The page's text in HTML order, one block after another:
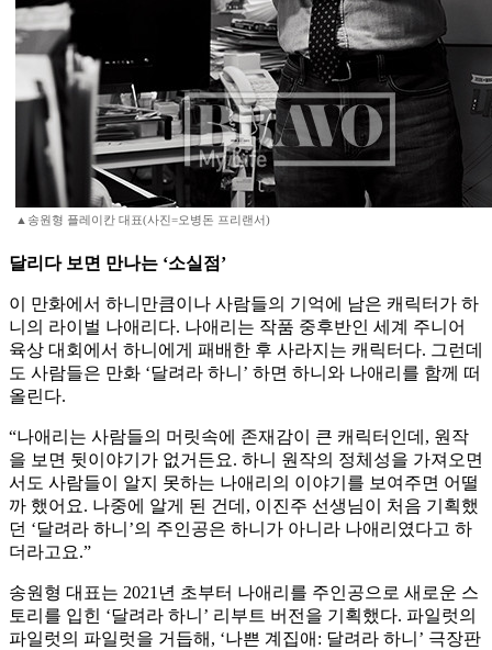
▲송원형 플레이칸 대표(사진=오병돈 프리랜서)
달리다 보면 만나는 ‘소실점’
이 만화에서 하니만큼이나 사람들의 기억에 남은 캐릭터가 하
니의 라이벌 나애리다. 나애리는 작품 중후반인 세계 주니어
육상 대회에서 하니에게 패배한 후 사라지는 캐릭터다. 그런데
도 사람들은 만화 ‘달려라 하니’ 하면 하니와 나애리를 함께 떠
올린다.
“나애리는 사람들의 머릿속에 존재감이 큰 캐릭터인데, 원작
을 보면 뒷이야기가 없거든요. 하니 원작의 정체성을 가져오면
서도 사람들이 알지 못하는 나애리의 이야기를 보여주면 어떨
까 했어요. 나중에 알게 된 건데, 이진주 선생님이 처음 기획했
던 ‘달려라 하니’의 주인공은 하니가 아니라 나애리였다고 하
더라고요.”
송원형 대표는 2021년 초부터 나애리를 주인공으로 새로운 스
토리를 입힌 ‘달려라 하니’ 리부트 버전을 기획했다. 파일럿의
파일럿의 파일럿을 거듭해, ‘나쁜 계집애: 달려라 하니’ 극장판